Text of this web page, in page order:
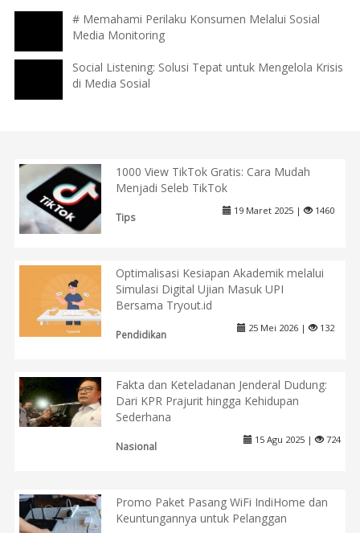
# Memahami Perilaku Konsumen Melalui Sosial
Media Monitoring
Social Listening: Solusi Tepat untuk Mengelola Krisis
di Media Sosial
1000 View TikTok Gratis: Cara Mudah
Menjadi Seleb TikTok
Tips
19 Maret 2025 | 1460
Optimalisasi Kesiapan Akademik melalui
Simulasi Digital Ujian Masuk UPI
Bersama Tryout.id
Pendidikan
25 Mei 2026 | 132
Fakta dan Keteladanan Jenderal Dudung:
Dari KPR Prajurit hingga Kehidupan
Sederhana
Nasional
15 Agu 2025 | 724
Promo Paket Pasang WiFi IndiHome dan
Keuntungannya untuk Pelanggan